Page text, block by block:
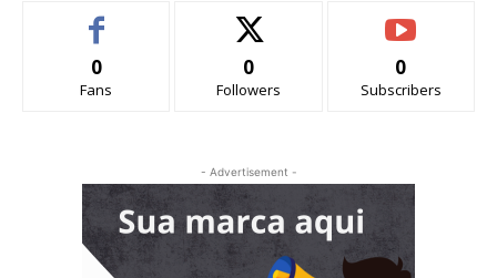
0
Fans
0
Followers
0
Subscribers
- Advertisement -